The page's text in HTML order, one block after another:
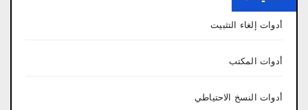
أدوات إلغاء التثبيت
أدوات المكتب
أدوات النسخ الاحتياطي